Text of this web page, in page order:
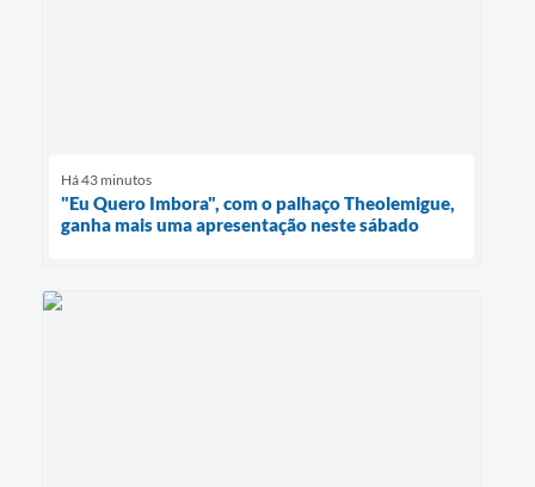
Há 43 minutos
"Eu Quero Imbora", com o palhaço Theolemigue,
ganha mais uma apresentação neste sábado